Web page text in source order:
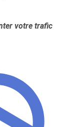
votre trafic